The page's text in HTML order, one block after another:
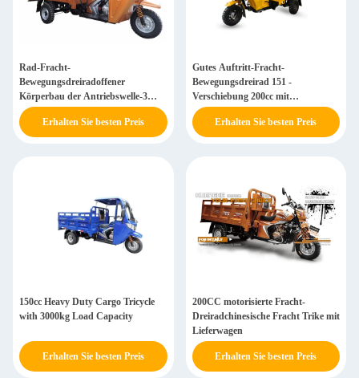
Rad-Fracht-
Bewegungsdreiradoffener
Körperbau der Antriebswelle-3
1700 * 1250mm hohe Belastbarkeit
Erhalten Sie besten Preis
Gutes Auftritt-Fracht-
Bewegungsdreirad 151 -
Verschiebung 200cc mit
Stahlrahmen-und Auto-Achse
Erhalten Sie besten Preis
150cc Heavy Duty Cargo Tricycle
with 3000kg Load Capacity
Erhalten Sie besten Preis
200CC motorisierte Fracht-
Dreiradchinesische Fracht Trike mit
Lieferwagen
Erhalten Sie besten Preis